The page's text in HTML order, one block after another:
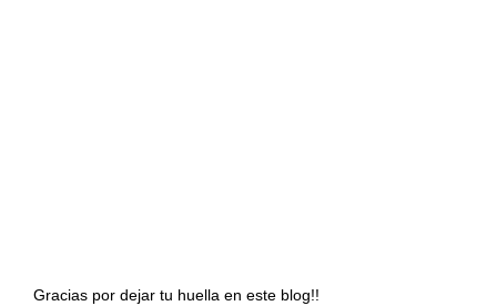
Gracias por dejar tu huella en este blog!!